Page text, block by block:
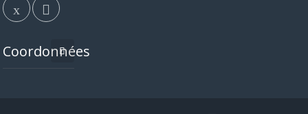
Coordonnées